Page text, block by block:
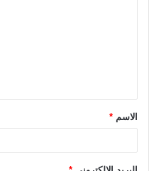
ق
*الاسم *